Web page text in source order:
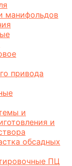
манифольдов
привода
и
и
обсадных
ПЦ